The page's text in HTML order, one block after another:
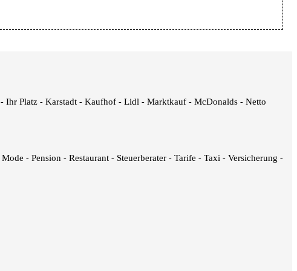
- Ihr Platz - Karstadt - Kaufhof - Lidl - Marktkauf - McDonalds - Netto
Mode - Pension - Restaurant - Steuerberater - Tarife - Taxi - Versicherung -